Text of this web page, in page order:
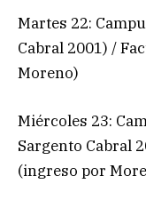
Martes 22:
Cabral 2001) /
Moreno)
Miércoles 23:
Sargento Cabral
(ingreso por